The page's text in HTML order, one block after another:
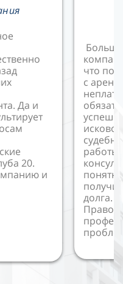
Да и
20.
и
что
с
работы
долга.